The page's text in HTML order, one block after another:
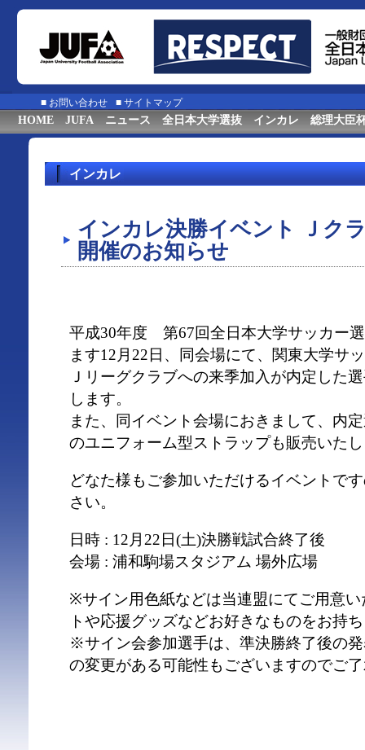
■ お問い合わせ ■ サイトマップ
HOME JUFA ニュース 全日本大学選抜 インカレ 総理大臣
インカレ
インカレ決勝イベント Ｊク
開催のお知らせ
平成30年度 第67回全日本大学サッカー
ます12月22日、同会場にて、関東大学サ
Ｊリーグクラブへの来季加入が内定した
します。
また、同イベント会場におきまして、内
のユニフォーム型ストラップも販売いた
どなた様もご参加いただけるイベントで
さい。
日時 : 12月22日(土)決勝戦試合終了後
会場 : 浦和駒場スタジアム 場外広場
※サイン用色紙などは当連盟にてご用意
トや応援グッズなどお好きなものをお持
※サイン会参加選手は、準決勝終了後の
の変更がある可能性もございますのでご